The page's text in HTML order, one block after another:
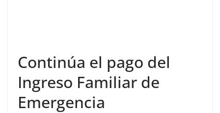
Continúa el pago del
Ingreso Familiar de
Emergencia